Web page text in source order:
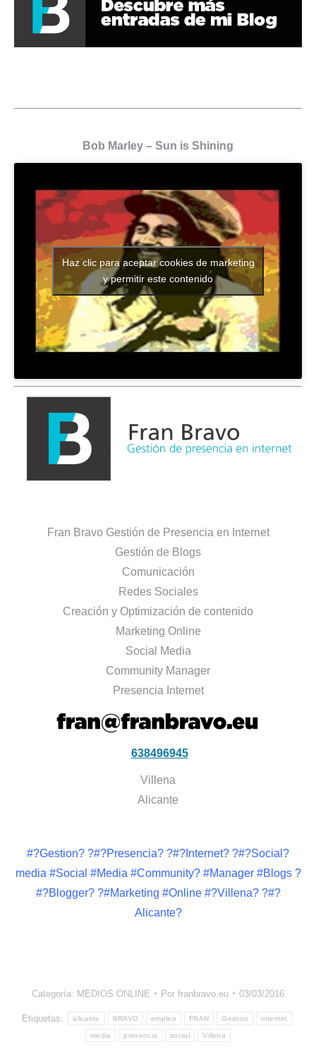
Bob Marley – Sun is Shining
Haz clic para aceptar cookies de marketing
y permitir este contenido
Fran Bravo Gestión de Presencia en Internet
Gestión de Blogs
Comunicación
Redes Sociales
Creación y Optimización de contenido
Marketing Online
Social Media
Community Manager
Presencia Internet
638496945
Villena
Alicante
#?Gestion? ?#?Presencia? ?#?Internet? ?#?Social?
media #Social #Media #Community? #Manager #Blogs ?
#?Blogger? ?#Marketing #Online #?Villena? ?#?
Alicante?
Categoría: MEDIOS ONLINE Por franbravo.eu 03/03/2016
Etiquetas: alicante BRAVO empleo FRAN Gestion internet
media presencia social Villena